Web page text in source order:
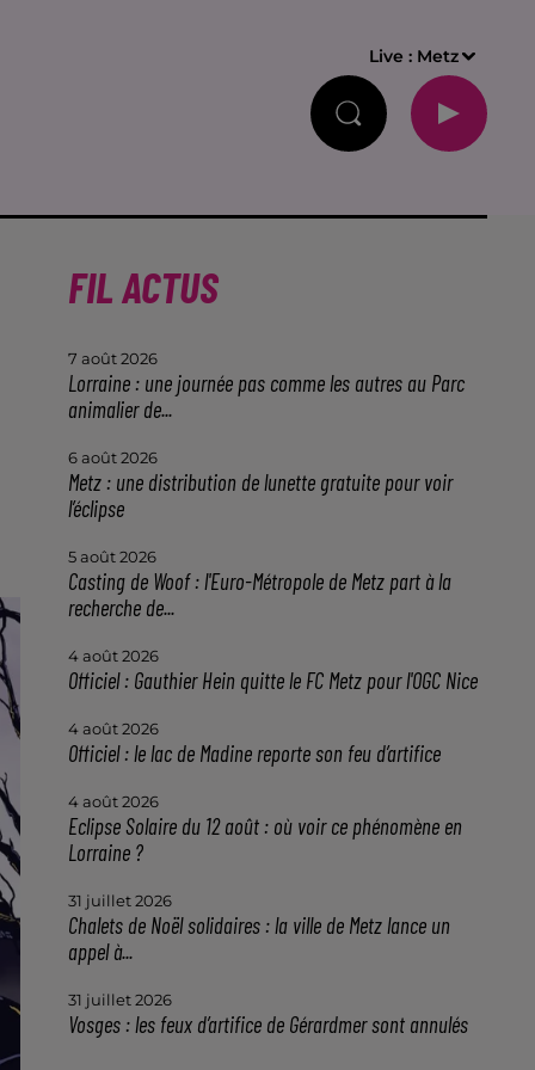
Live : Metz
FIL ACTUS
7 août 2026
Lorraine : une journée pas comme les autres au Parc
animalier de...
6 août 2026
Metz : une distribution de lunette gratuite pour voir
l’éclipse
5 août 2026
Casting de Woof : l'Euro-Métropole de Metz part à la
recherche de...
4 août 2026
Officiel : Gauthier Hein quitte le FC Metz pour l'OGC Nice
4 août 2026
Officiel : le lac de Madine reporte son feu d’artifice
4 août 2026
Eclipse Solaire du 12 août : où voir ce phénomène en
Lorraine ?
31 juillet 2026
Chalets de Noël solidaires : la ville de Metz lance un
appel à...
31 juillet 2026
Vosges : les feux d’artifice de Gérardmer sont annulés